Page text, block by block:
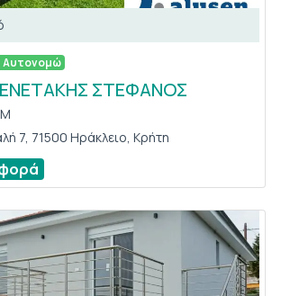
Αυτονομώ
ΣΤΕΦΑΝΟΣ
7, 71500 Ηράκλειο, Κρήτη